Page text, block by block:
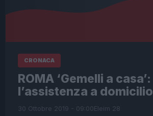
CRONACA
ROMA ‘Gemelli a casa’:
l’assistenza a domicilio
30 Ottobre 2019 - 09:00Eleim 28